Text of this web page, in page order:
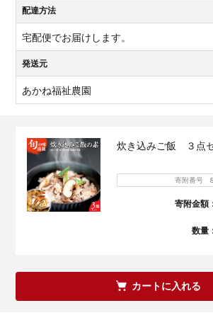
配達方法
宅配便でお届けします。
発送元
あかね福祉農園
炊き込みご飯 ３点
寄附番号
寄附金額
数量
カートに入れる